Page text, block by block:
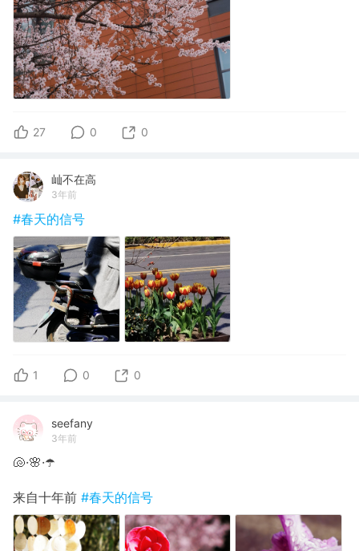
27 0 0
屾不在高
3年前
#春天的信号
1 0 0
seefany
3年前
🐚·🌸·☂️
来自十年前 #春天的信号